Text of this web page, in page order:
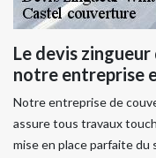
Le devis
notre entreprise
Notre entreprise de
assure tous travaux
mise en place parfaite du